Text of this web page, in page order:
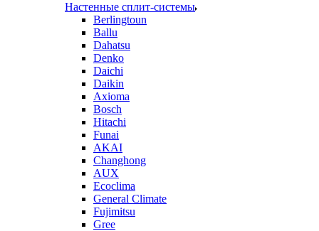
Настенные сплит-системы
Berlingtoun
Ballu
Dahatsu
Denko
Daichi
Daikin
Axioma
Bosch
Hitachi
Funai
AKAI
Changhong
AUX
Ecoclima
General Climate
Fujimitsu
Gree